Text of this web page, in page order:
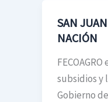
SAN
NACIÓN
subsidios y
Gobierno
SAN
JUAN
RECIBIÓ
APORTES
DE